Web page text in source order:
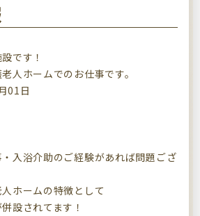
です！
人ホームでのお仕事です。
01日
入浴介助のご経験があれば問題ござ
ホームの特徴として
設されてます！